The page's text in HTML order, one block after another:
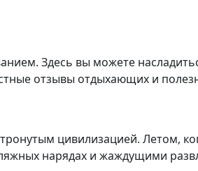
Здесь вы можете
отзывы отдыхающих и
цивилизацией. Летом,
нарядах и жаждущими